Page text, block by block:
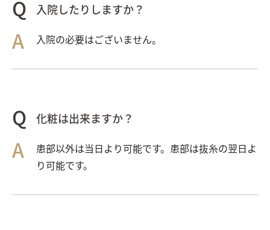
入院したりしますか？
入院の必要はございません。
化粧は出来ますか？
患部以外は当日より可能です。患部は抜糸の翌日よ
り可能です。